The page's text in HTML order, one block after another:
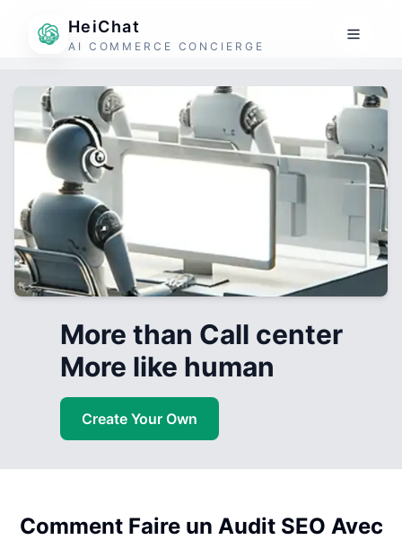
HeiChat
AI COMMERCE CONCIERGE
More than Call center
More like human
Create Your Own
Comment Faire un Audit SEO Avec